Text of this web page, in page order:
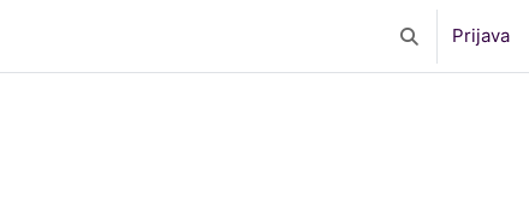
Toggle search
Prijava